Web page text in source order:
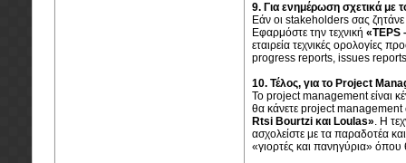
9. Για ενημέρωση σχετικά με
Εάν οι stakeholders σας ζητάνε
Εφαρμόστε την τεχνική «TEPS
εταιρεία τεχνικές ορολογίες
progress reports, issues
10. Τέλος, για το Project
Το project management είναι
θα κάνετε project management
Rtsi Bourtzi και Loulas». Η
ασχολείστε με τα παραδοτέα
«γιορτές και πανηγύρια» όπου